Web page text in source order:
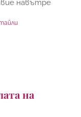
навътре
на